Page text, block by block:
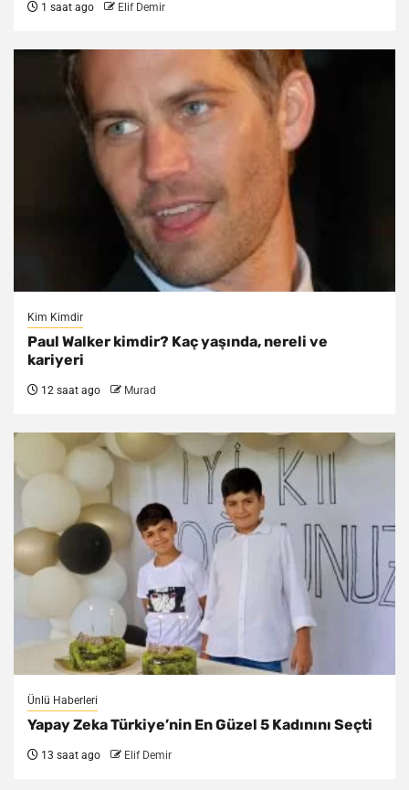
1 saat ago Elif Demir
Kim Kimdir
Paul Walker kimdir? Kaç yaşında, nereli ve
kariyeri
12 saat ago Murad
Ünlü Haberleri
Yapay Zeka Türkiye’nin En Güzel 5 Kadınını Seçti
13 saat ago Elif Demir